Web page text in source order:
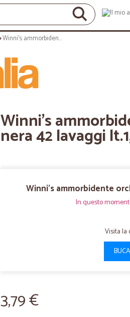
Winni's ammorbidente orchidea nera 42 lavaggi lt.1,47
Winni's
nera 42 lavaggi
Winni's ammorbidente
In questo
Visita la
3,79 €